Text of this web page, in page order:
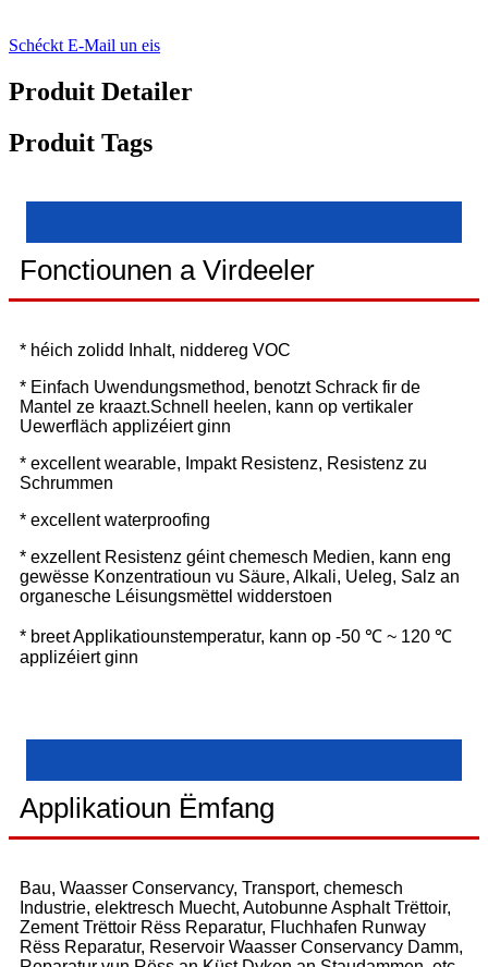
Schéckt E-Mail un eis
Produit Detailer
Produit Tags
Fonctiounen a Virdeeler
* héich zolidd Inhalt, niddereg VOC
* Einfach Uwendungsmethod, benotzt Schrack fir de
Mantel ze kraazt.Schnell heelen, kann op vertikaler
Uewerfläch applizéiert ginn
* excellent wearable, Impakt Resistenz, Resistenz zu
Schrummen
* excellent waterproofing
* exzellent Resistenz géint chemesch Medien, kann eng
gewësse Konzentratioun vu Säure, Alkali, Ueleg, Salz an
organesche Léisungsmëttel widderstoen
* breet Applikatiounstemperatur, kann op -50 ℃ ~ 120 ℃
applizéiert ginn
Applikatioun Ëmfang
Bau, Waasser Conservancy, Transport, chemesch
Industrie, elektresch Muecht, Autobunne Asphalt Trëttoir,
Zement Trëttoir Rëss Reparatur, Fluchhafen Runway
Rëss Reparatur, Reservoir Waasser Conservancy Damm,